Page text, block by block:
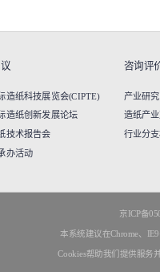
造纸科技展览会(CIPTE)
造纸创新发展论坛
技术报告会
办活动
咨询评
产业研
造纸产
行业分
京ICP备
本系统建议在Chrome、
Cookies帮助我们提供服务